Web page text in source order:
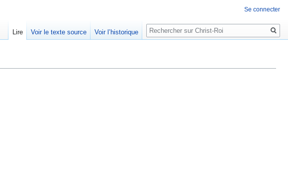
Se connecter
Lire Voir le texte source Voir l’historique
Rechercher